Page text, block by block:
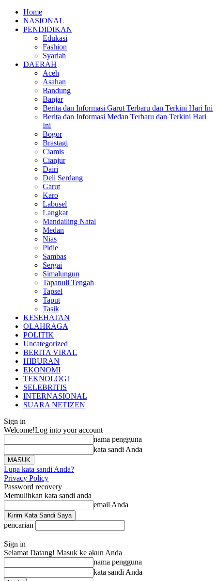
Home
NASIONAL
PENDIDIKAN
Edukasi
Fashion
Syariah
DAERAH
Aceh
Asahan
Bandung
Banjar
Berita dan Informasi Garut Terbaru dan Terkini Hari Ini
Berita dan Informasi Medan Terbaru dan Terkini Hari
Ini
Bogor
Brastagi
Ciamis
Cianjur
Dairi
Deli Serdang
Garut
Karo
Labusel
Langkat
Mandailing Natal
Medan
Nias
Pidie
Sambas
Sergai
Simalungun
Tapanuli Tengah
Tapsel
Taput
Tasik
KESEHATAN
OLAHRAGA
POLITIK
Uncategorized
BERITA VIRAL
HIBURAN
EKONOMI
TEKNOLOGI
SELEBRITIS
INTERNASIONAL
SUARA NETIZEN
Sign in
Welcome!Log into your account
nama pengguna
kata sandi Anda
Lupa kata sandi Anda?
Privacy Policy
Password recovery
Memulihkan kata sandi anda
email Anda
pencarian
Sign in
Selamat Datang! Masuk ke akun Anda
nama pengguna
kata sandi Anda